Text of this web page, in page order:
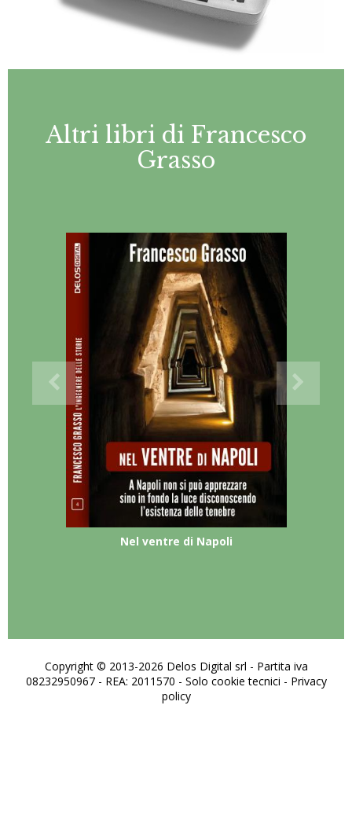
Altri libri di Francesco
Grasso
Nel ventre di Napoli
Copyright © 2013-2026 Delos Digital srl - Partita iva
08232950967 - REA: 2011570 - Solo cookie tecnici - Privacy
policy